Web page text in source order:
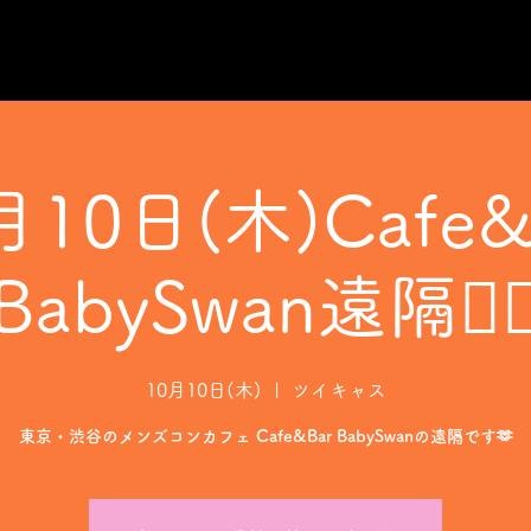
10日(木
遠隔
10月10日(木) ツイキャス
東京・渋谷のメンズコンカフェ Cafe&Bar BabySwanの遠隔です🫶